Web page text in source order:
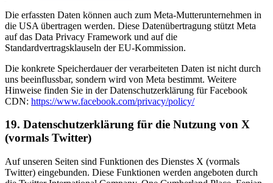
Die erfassten Daten können auch zum Meta-Mutterunternehmen in
die USA übertragen werden. Diese Datenübertragung stützt Meta
auf das Data Privacy Framework und auf die
Standardvertragsklauseln der EU-Kommission.
Die konkrete Speicherdauer der verarbeiteten Daten ist nicht durch
uns beeinflussbar, sondern wird von Meta bestimmt. Weitere
Hinweise finden Sie in der Datenschutzerklärung für Facebook
CDN: https://www.facebook.com/privacy/policy/
19. Datenschutzerklärung für die Nutzung von X
(vormals Twitter)
Auf unseren Seiten sind Funktionen des Dienstes X (vormals
Twitter) eingebunden. Diese Funktionen werden angeboten durch